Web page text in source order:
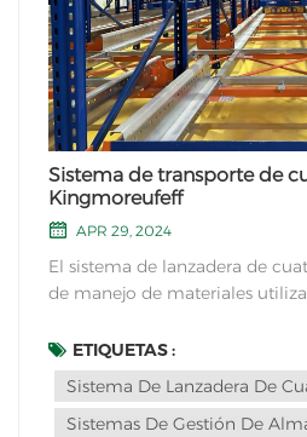
Sistema de transporte de
Kingmoreufeff
APR 29, 2024
El sistema de lanzadera de
de manejo de materiales
recuperación eficiente de
serie de carros automatizados
sistema de...
ETIQUETAS :
Sistema De Lanzadera De
Sistemas De Gestión De